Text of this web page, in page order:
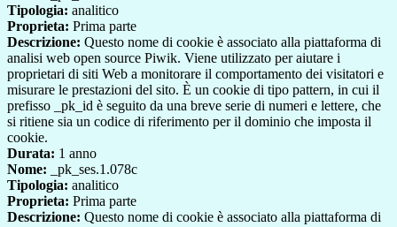
Tipologia: analitico
Proprieta: Prima parte
Descrizione: Questo nome di cookie è associato alla piattaforma di
analisi web open source Piwik. Viene utilizzato per aiutare i
proprietari di siti Web a monitorare il comportamento dei visitatori e
misurare le prestazioni del sito. È un cookie di tipo pattern, in cui il
prefisso _pk_id è seguito da una breve serie di numeri e lettere, che
si ritiene sia un codice di riferimento per il dominio che imposta il
cookie.
Durata: 1 anno
Nome: _pk_ses.1.078c
Tipologia: analitico
Proprieta: Prima parte
Descrizione: Questo nome di cookie è associato alla piattaforma di